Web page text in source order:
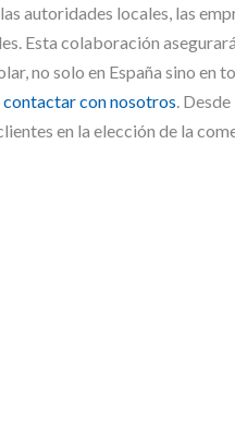
autoridades locales, las
Esta colaboración
no solo en España sino en
contactar con nosotros .
en la elección de la